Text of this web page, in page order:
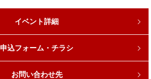
イベント詳細
申込フォーム・チラシ
お問い合わせ先